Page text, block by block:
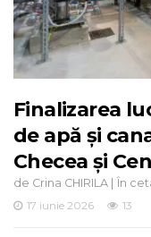
Finalizarea
de apă și
Checea și
de Crina CHIRILA | În
17 iunie 2026
13